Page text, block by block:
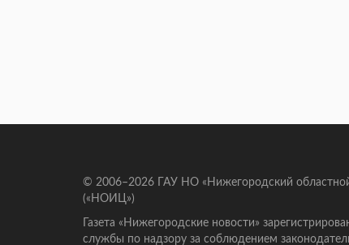
© 2006–2026 ГАУ НО «Нижегородский
(«НОИЦ»)
Газета «Нижегородские новости»
службы по надзору за соблюдением